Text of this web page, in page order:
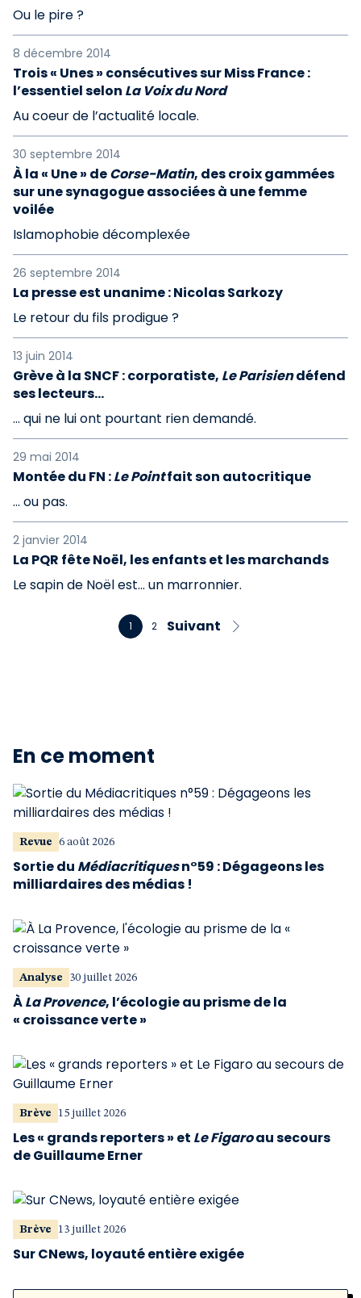
Ou le pire ?
8 décembre 2014
Trois « Unes » consécutives sur Miss France :
l’essentiel selon La Voix du Nord
Au coeur de l’actualité locale.
30 septembre 2014
À la « Une » deCorse-Matin, des croix gammées
sur une synagogue associées à une femme
voilée
Islamophobie décomplexée
26 septembre 2014
La presse est unanime : Nicolas Sarkozy
Le retour du fils prodigue ?
13 juin 2014
Grève à la SNCF : corporatiste, Le Parisiendéfend
ses lecteurs...
... qui ne lui ont pourtant rien demandé.
29 mai 2014
Montée du FN :Le Pointfait son autocritique
... ou pas.
2 janvier 2014
La PQR fête Noël, les enfants et les marchands
Le sapin de Noël est... un marronnier.
1 2 Suivant
En ce moment
Revue 6 août 2026
Sortie du Médiacritiquesn°59 : Dégageons les
milliardaires des médias !
Analyse 30 juillet 2026
ÀLa Provence, l’écologie au prisme de la
« croissance verte »
Brève 15 juillet 2026
Les « grands reporters » et Le Figaroau secours
de Guillaume Erner
Brève 13 juillet 2026
Sur CNews, loyauté entière exigée